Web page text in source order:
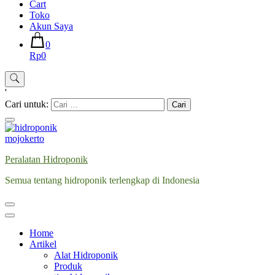
Cart
Toko
Akun Saya
0
Rp0
'
Cari untuk:
Peralatan Hidroponik
Semua tentang hidroponik terlengkap di Indonesia
Home
Artikel
Alat Hidroponik
Produk